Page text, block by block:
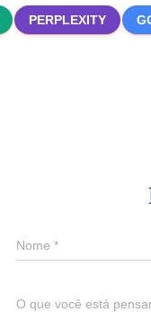
PERPLEXITY
Nome *
O que você está